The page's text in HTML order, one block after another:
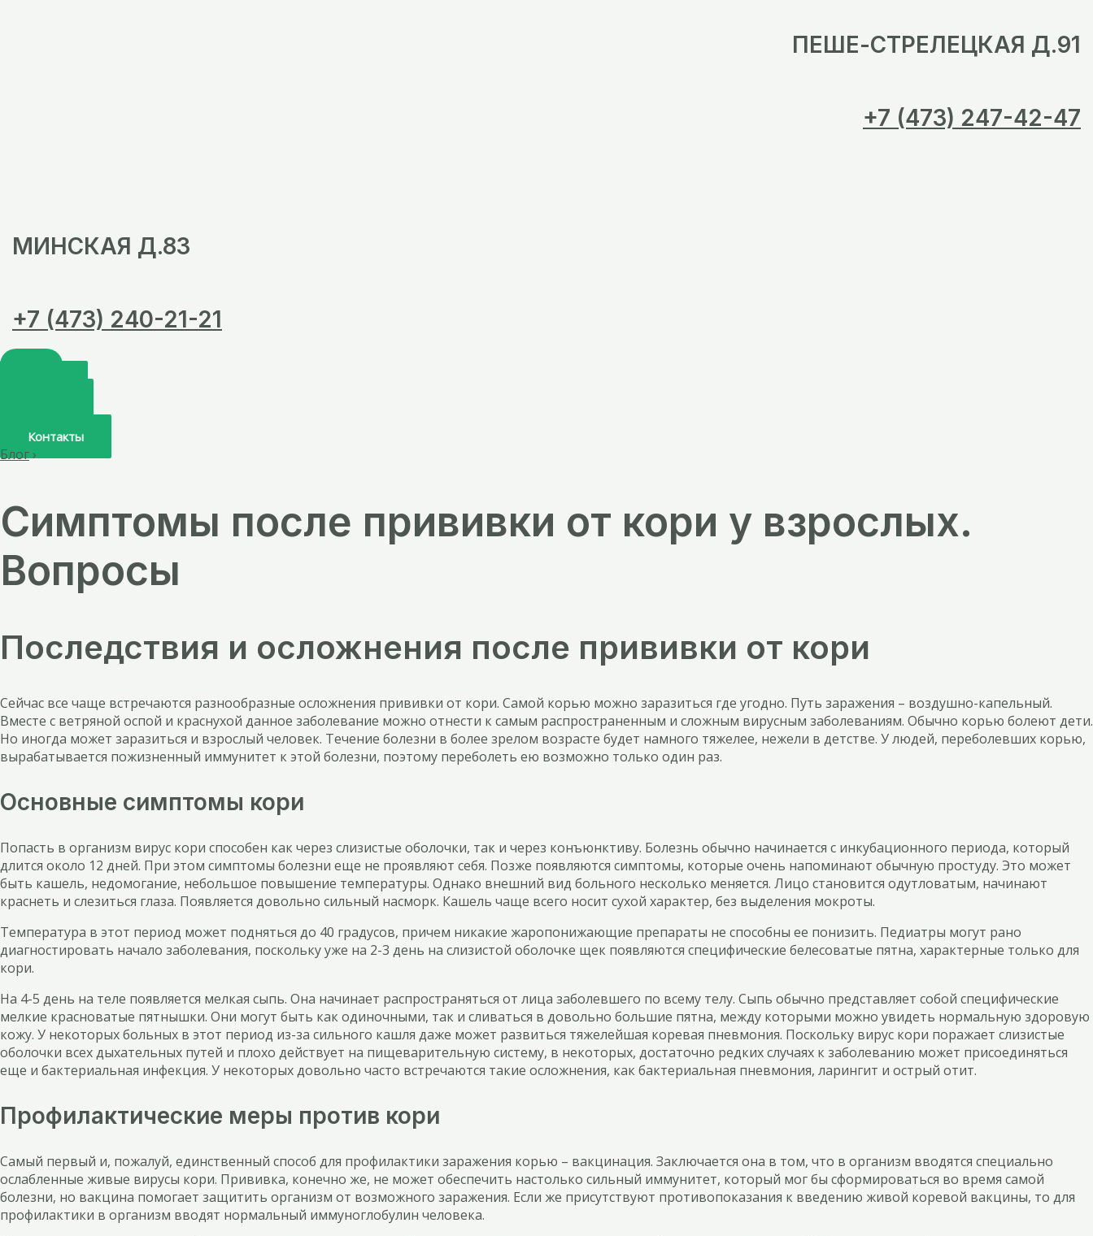
ПЕШЕ-СТРЕЛЕЦКАЯ Д.91
+7 (473) 247-42-47
МИНСКАЯ Д.83
+7 (473) 240-21-21
Контакты
Блог›
Симптомы после прививки от кори у взрослых.
Вопросы
Последствия и осложнения после прививки от кори
Сейчас все чаще встречаются разнообразные осложнения прививки от кори. Самой корью можно заразиться где угодно. Путь заражения – воздушно-капельный.
Вместе с ветряной оспой и краснухой данное заболевание можно отнести к самым распространенным и сложным вирусным заболеваниям. Обычно корью болеют дети.
Но иногда может заразиться и взрослый человек. Течение болезни в более зрелом возрасте будет намного тяжелее, нежели в детстве. У людей, переболевших корью,
вырабатывается пожизненный иммунитет к этой болезни, поэтому переболеть ею возможно только один раз.
Основные симптомы кори
Попасть в организм вирус кори способен как через слизистые оболочки, так и через конъюнктиву. Болезнь обычно начинается с инкубационного периода, который
длится около 12 дней. При этом симптомы болезни еще не проявляют себя. Позже появляются симптомы, которые очень напоминают обычную простуду. Это может
быть кашель, недомогание, небольшое повышение температуры. Однако внешний вид больного несколько меняется. Лицо становится одутловатым, начинают
краснеть и слезиться глаза. Появляется довольно сильный насморк. Кашель чаще всего носит сухой характер, без выделения мокроты.
Температура в этот период может подняться до 40 градусов, причем никакие жаропонижающие препараты не способны ее понизить. Педиатры могут рано
диагностировать начало заболевания, поскольку уже на 2-3 день на слизистой оболочке щек появляются специфические белесоватые пятна, характерные только для
кори.
На 4-5 день на теле появляется мелкая сыпь. Она начинает распространяться от лица заболевшего по всему телу. Сыпь обычно представляет собой специфические
мелкие красноватые пятнышки. Они могут быть как одиночными, так и сливаться в довольно большие пятна, между которыми можно увидеть нормальную здоровую
кожу. У некоторых больных в этот период из-за сильного кашля даже может развиться тяжелейшая коревая пневмония. Поскольку вирус кори поражает слизистые
оболочки всех дыхательных путей и плохо действует на пищеварительную систему, в некоторых, достаточно редких случаях к заболеванию может присоединяться
еще и бактериальная инфекция. У некоторых довольно часто встречаются такие осложнения, как бактериальная пневмония, ларингит и острый отит.
Профилактические меры против кори
Самый первый и, пожалуй, единственный способ для профилактики заражения корью – вакцинация. Заключается она в том, что в организм вводятся специально
ослабленные живые вирусы кори. Прививка, конечно же, не может обеспечить настолько сильный иммунитет, который мог бы сформироваться во время самой
болезни, но вакцина помогает защитить организм от возможного заражения. Если же присутствуют противопоказания к введению живой коревой вакцины, то для
профилактики в организм вводят нормальный иммуноглобулин человека.